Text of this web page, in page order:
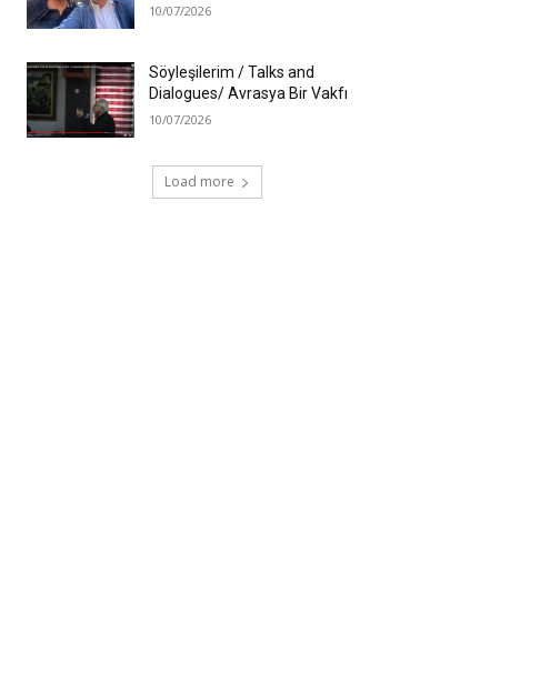
10/07/2026
Söyleşilerim / Talks and
Dialogues/ Avrasya Bir Vakfı
10/07/2026
Load more